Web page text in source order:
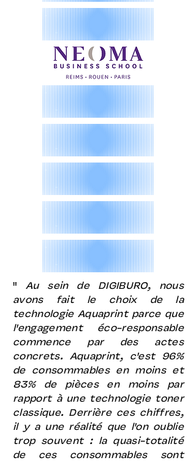
"Au sein de DIGIBURO, nous
avons fait le choix de la
technologie Aquaprint parce que
l'engagement éco-responsable
commence par des actes
concrets. Aquaprint, c'est 96%
de consommables en moins et
83% de pièces en moins par
rapport à une technologie toner
classique. Derrière ces chiffres,
il y a une réalité que l'on oublie
trop souvent : la quasi-totalité
de ces consommables sont